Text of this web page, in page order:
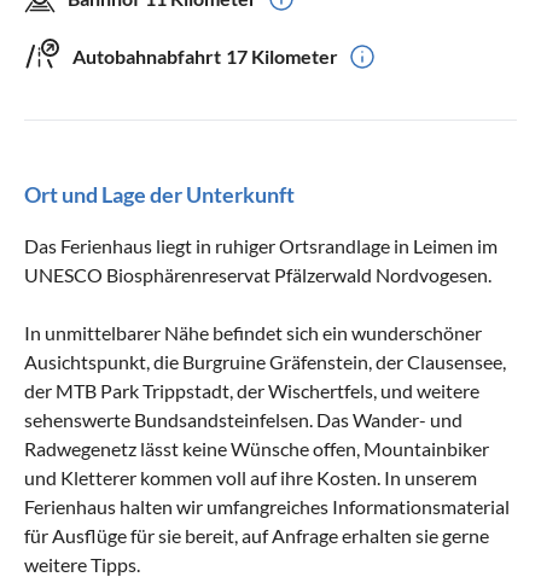
Autobahnabfahrt 17 Kilometer
Ort und Lage der Unterkunft
Das Ferienhaus liegt in ruhiger Ortsrandlage in Leimen im
UNESCO Biosphärenreservat Pfälzerwald Nordvogesen.
In unmittelbarer Nähe befindet sich ein wunderschöner
Ausichtspunkt, die Burgruine Gräfenstein, der Clausensee,
der MTB Park Trippstadt, der Wischertfels, und weitere
sehenswerte Bundsandsteinfelsen. Das Wander- und
Radwegenetz lässt keine Wünsche offen, Mountainbiker
und Kletterer kommen voll auf ihre Kosten. In unserem
Ferienhaus halten wir umfangreiches Informationsmaterial
für Ausflüge für sie bereit, auf Anfrage erhalten sie gerne
weitere Tipps.